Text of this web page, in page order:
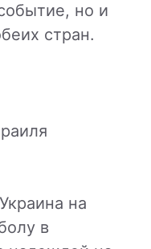
но и
стран.
на
в